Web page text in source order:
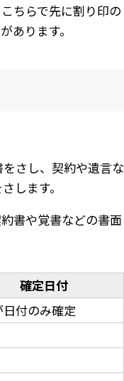
ちらで先に割り印の
あります。
さし、契約や遺言な
します。
書や覚書などの書面
確定日付
日付のみ確定